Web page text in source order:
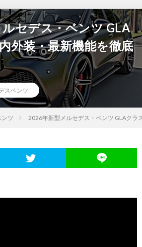
セデス・ベンツ GLA
外装・最新機能を徹底
スベンツ
ンツ 2026年新型メルセデス・ベンツ GLAクラ